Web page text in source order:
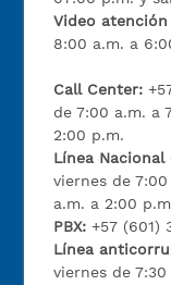
Video
8:00 a.m. a
Call Center:
de 7:00 a.m. a
2:00 p.m.
Línea
viernes de
a.m. a 2:00
PBX:+57 (601)
Línea
viernes de